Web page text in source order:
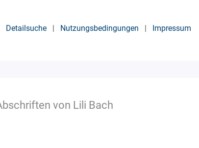
Detailsuche | Nutzungsbedingungen | Impressum
von Lili Bach